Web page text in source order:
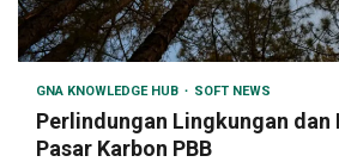
GNA KNOWLEDGE HUB SOFT NEWS
Perlindungan Lingkungan dan
Pasar Karbon PBB